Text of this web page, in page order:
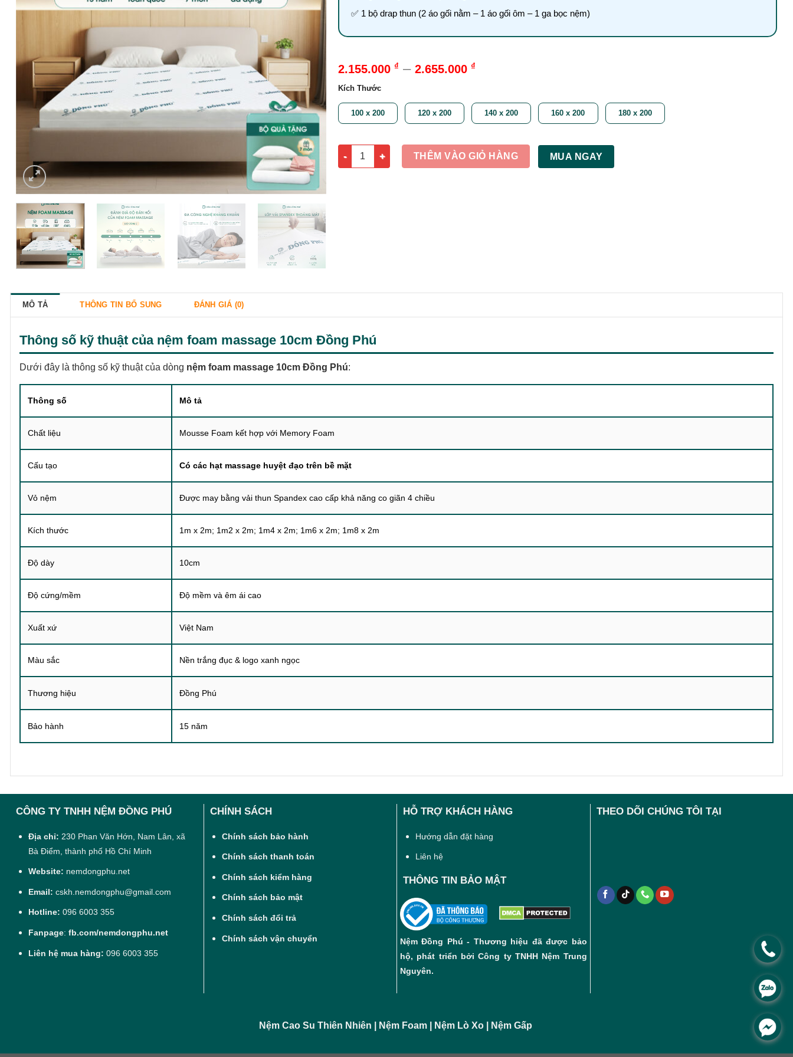
✅ 1 bộ drap thun (2 áo gối nằm – 1 áo gối ôm – 1 ga bọc nệm)
2.155.000 ₫ – 2.655.000 ₫
Kích Thước
100 x 200 120 x 200 140 x 200 160 x 200 180 x 200
Nệm Foam Massage 10cm Đồng Phú số lượng
THÊM VÀO GIỎ HÀNG MUA NGAY
MÔ TẢ THÔNG TIN BỔ SUNG ĐÁNH GIÁ (0)
Thông số kỹ thuật của nệm foam massage 10cm Đồng Phú
Dưới đây là thông số kỹ thuật của dòng nệm foam massage 10cm Đồng Phú:
Thông số Mô tả
Chất liệu Mousse Foam kết hợp với Memory Foam
Cấu tạo Có các hạt massage huyệt đạo trên bề mặt
Vỏ nệm Được may bằng vải thun Spandex cao cấp khả năng co giãn 4 chiều
Kích thước 1m x 2m; 1m2 x 2m; 1m4 x 2m; 1m6 x 2m; 1m8 x 2m
Độ dày 10cm
Độ cứng/mềm Độ mềm và êm ái cao
Xuất xứ Việt Nam
Màu sắc Nền trắng đục & logo xanh ngọc
Thương hiệu Đồng Phú
Bảo hành 15 năm
CÔNG TY TNHH NỆM ĐỒNG PHÚ
Địa chỉ: 230 Phan Văn Hớn, Nam Lân, xã
Bà Điểm, thành phố Hồ Chí Minh
Website: nemdongphu.net
Email: cskh.nemdongphu@gmail.com
Hotline: 096 6003 355
Fanpage: fb.com/nemdongphu.net
Liên hệ mua hàng: 096 6003 355
CHÍNH SÁCH
Chính sách bảo hành
Chính sách thanh toán
Chính sách kiểm hàng
Chính sách bảo mật
Chính sách đổi trả
Chính sách vận chuyển
HỖ TRỢ KHÁCH HÀNG
Hướng dẫn đặt hàng
Liên hệ
THÔNG TIN BẢO MẬT
Nệm Đồng Phú - Thương hiệu đã được bảo
hộ, phát triển bởi Công ty TNHH Nệm Trung
Nguyên.
THEO DÕI CHÚNG TÔI TẠI
Nệm Cao Su Thiên Nhiên | Nệm Foam | Nệm Lò Xo | Nệm Gấp
.
.
.